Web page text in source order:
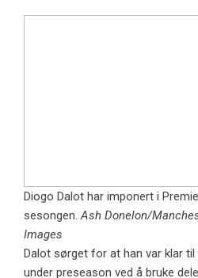
Diogo Dalot har imponert i
sesongen.Ash Donelon/
Images
Dalot sørget for at han var klar til
under preseason ved å bruke